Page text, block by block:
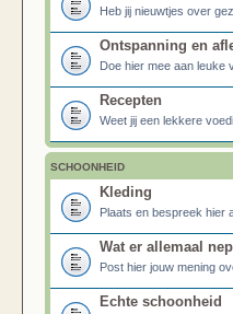
Heb jij nieuwtjes over
Ontspanning en
Doe hier mee aan leuke
Recepten
Weet jij een lekkere
SCHOONHEID
Kleding
Plaats en bespreek hier
Wat er allemaal
Post hier jouw mening
Echte schoonheid